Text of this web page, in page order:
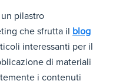
pilastro
che sfrutta il blog
interessanti per il
di materiali
i contenuti